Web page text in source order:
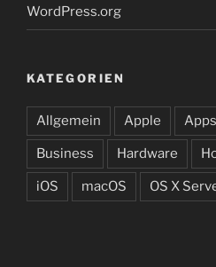
WordPress.org
KATEGORIEN
Allgemein Apple Apps
Business Hardware
iOS macOS OS X